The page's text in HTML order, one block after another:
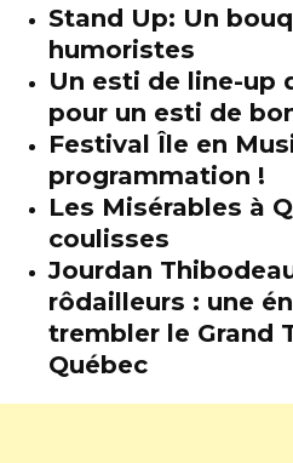
Stand Up: Un
humoristes
Un esti de line-up
pour un esti de
Festival Île en
programmation !
Les Misérables à
coulisses
Jourdan
rôdailleurs : une
trembler le Grand
Québec